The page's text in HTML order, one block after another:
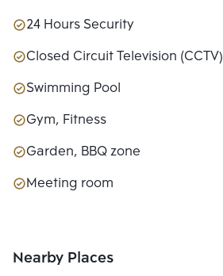
24 Hours Security
Closed Circuit Television (CCTV)
Swimming Pool
Gym, Fitness
Garden, BBQ zone
Meeting room
Nearby Places